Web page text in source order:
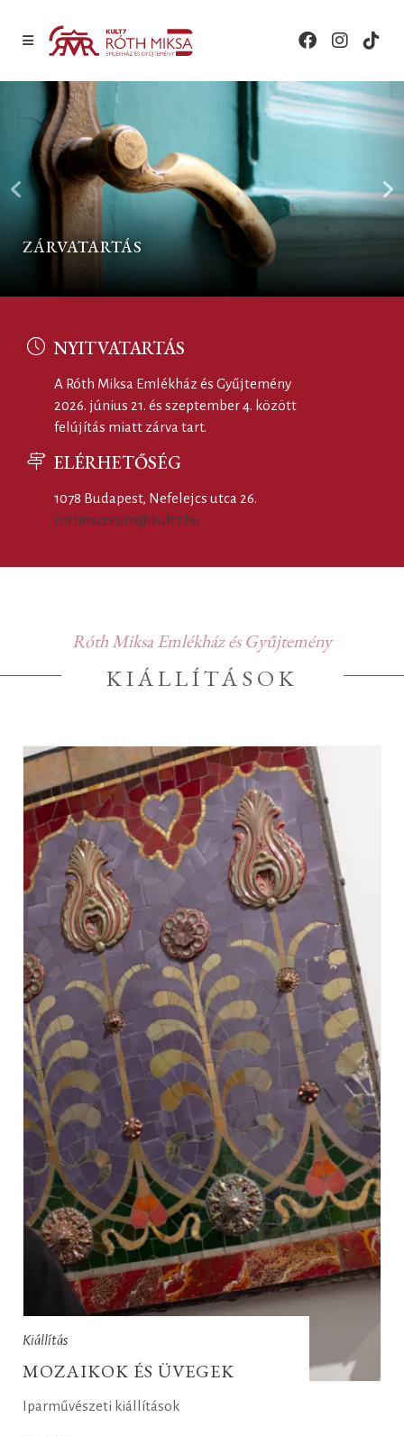
ZÁRVATARTÁS
NYITVATARTÁS
A Róth Miksa Emlékház és Gyűjtemény
2026. június 21. és szeptember 4. között
felújítás miatt zárva tart.
ELÉRHETŐSÉG
1078 Budapest, Nefelejcs utca 26.
rothmuzeum@kult7.hu
Róth Miksa Emlékház és Gyűjtemény
KIÁLLÍTÁSOK
Kiállítás
MOZAIKOK ÉS ÜVEGEK
Iparművészeti kiállítások